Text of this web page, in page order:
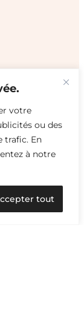
votre
ou des
trafic. En
à notre
tout
à